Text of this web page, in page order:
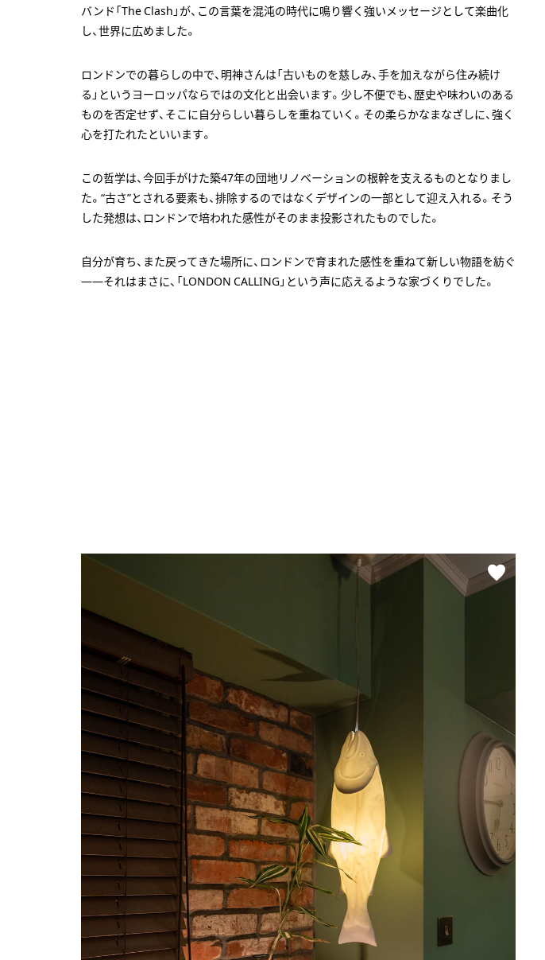
バンド「The Clash」が、この言葉を混沌の時代に鳴り響く強いメッセージとして楽曲化
し、世界に広めました。
ロンドンでの暮らしの中で、明神さんは「古いものを慈しみ、手を加えながら住み続け
る」というヨーロッパならではの文化と出会います。少し不便でも、歴史や味わいのある
ものを否定せず、そこに自分らしい暮らしを重ねていく。その柔らかなまなざしに、強く
心を打たれたといいます。
この哲学は、今回手がけた築47年の団地リノベーションの根幹を支えるものとなりまし
た。“古さ”とされる要素も、排除するのではなくデザインの一部として迎え入れる。そう
した発想は、ロンドンで培われた感性がそのまま投影されたものでした。
自分が育ち、また戻ってきた場所に、ロンドンで育まれた感性を重ねて新しい物語を紡ぐ
――それはまさに、「LONDON CALLING」という声に応えるような家づくりでした。